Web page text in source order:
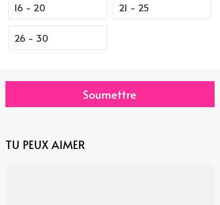
16 - 20 21 - 25
26 - 30
Soumettre
TU PEUX AIMER